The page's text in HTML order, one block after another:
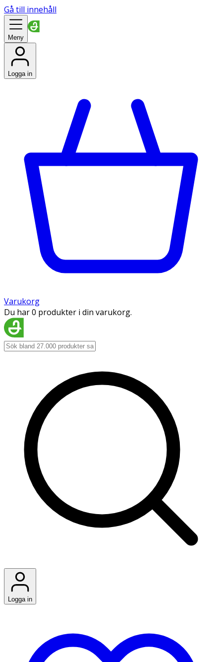
Gå till innehåll
Meny
Logga in
Varukorg
Du har 0 produkter i din varukorg.
Logga in